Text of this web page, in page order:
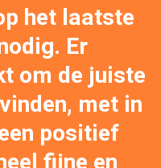
het laatste
Er
om de juiste
met in
positief